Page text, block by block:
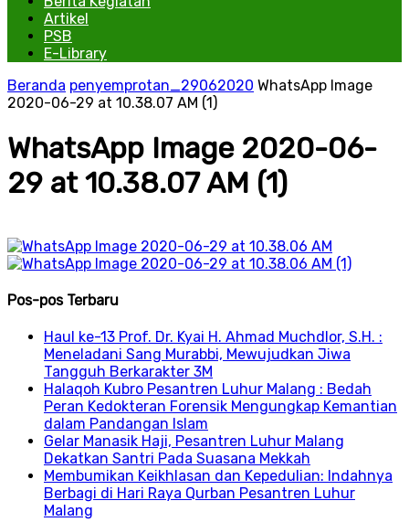
Artikel
PSB
E-Library
Beranda penyemprotan_29062020 WhatsApp Image
2020-06-29 at 10.38.07 AM (1)
WhatsApp Image 2020-06-
29 at 10.38.07 AM (1)
Pos-pos Terbaru
Haul ke-13 Prof. Dr. Kyai H. Ahmad Muchdlor, S.H. :
Meneladani Sang Murabbi, Mewujudkan Jiwa
Tangguh Berkarakter 3M
Halaqoh Kubro Pesantren Luhur Malang : Bedah
Peran Kedokteran Forensik Mengungkap Kemantian
dalam Pandangan Islam
Gelar Manasik Haji, Pesantren Luhur Malang
Dekatkan Santri Pada Suasana Mekkah
Membumikan Keikhlasan dan Kepedulian: Indahnya
Berbagi di Hari Raya Qurban Pesantren Luhur
Malang